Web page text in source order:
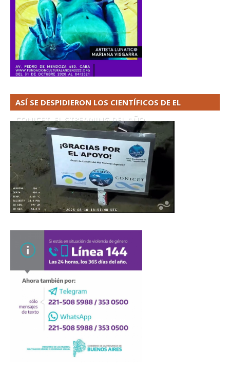
ASÍ SE DESPIDIERON LOS CIENTÍFICOS DE EL
CONICET. EL STREAMING DEL AÑO